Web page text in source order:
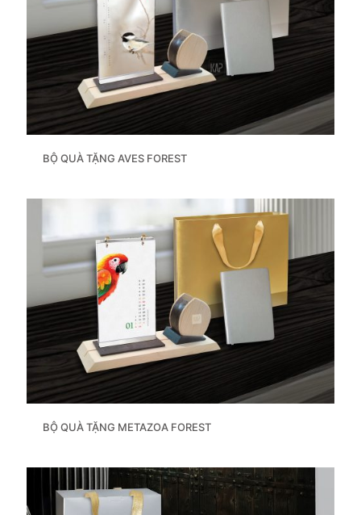
BỘ QUÀ TẶNG AVES FOREST
BỘ QUÀ TẶNG METAZOA FOREST